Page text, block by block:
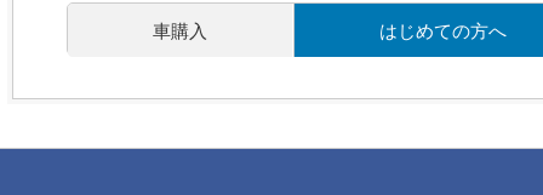
車購入 はじめての方へ